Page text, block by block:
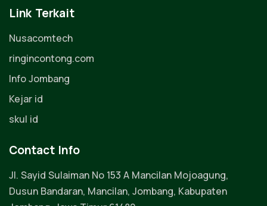
Link Terkait
Nusacomtech
ringincontong.com
Info Jombang
Kejar id
skul id
Contact Info
Jl. Sayid Sulaiman No 153 A Mancilan Mojoagung,
Dusun Bandaran, Mancilan, Jombang, Kabupaten